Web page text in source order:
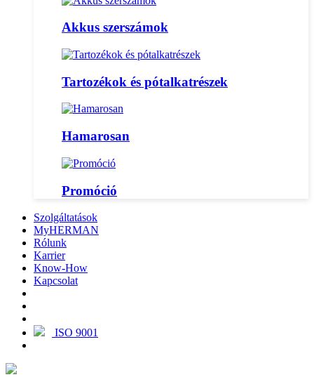
Akkus szerszámok
Tartozékok és pótalkatrészek
Hamarosan
Promóció
Szolgáltatások
MyHERMAN
Rólunk
Karrier
Know-How
Kapcsolat
ISO 9001